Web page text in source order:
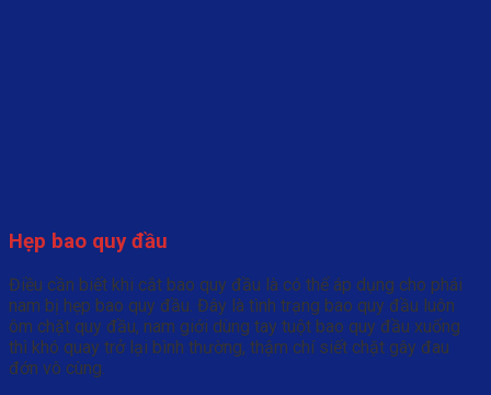
Hẹp bao quy đầu
Điều cần biết khi cắt bao quy đầu là có thể áp dụng cho phái
nam bị hẹp bao quy đầu. Đây là tình trạng bao quy đầu luôn
ôm chặt quy đầu, nam giới dùng tay tuột bao quy đầu xuống
thì khó quay trở lại bình thường, thậm chí siết chặt gây đau
đớn vô cùng.